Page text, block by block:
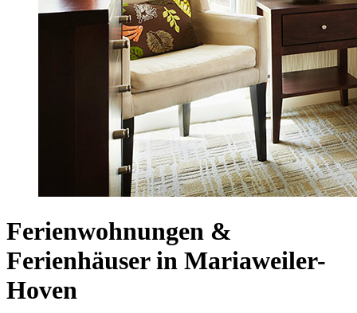
Ferienwohnungen &
Ferienhäuser in Mariaweiler-
Hoven